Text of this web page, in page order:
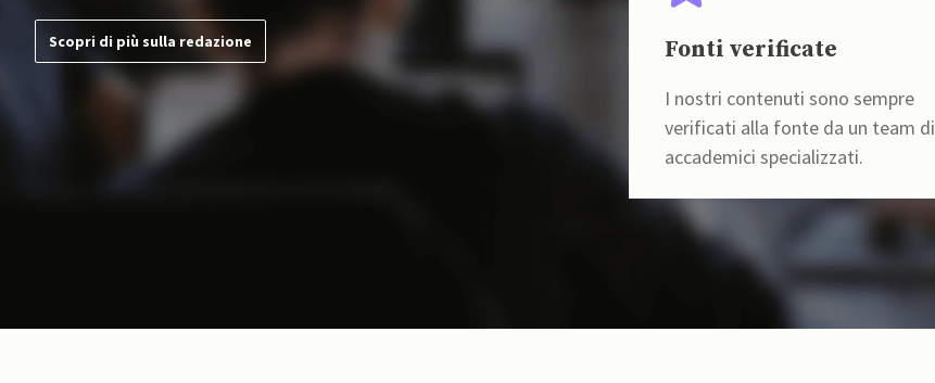
Scopri di più sulla redazione Fonti verificate
I nostri contenuti sono sempre
verificati alla fonte da un team di
accademici specializzati.